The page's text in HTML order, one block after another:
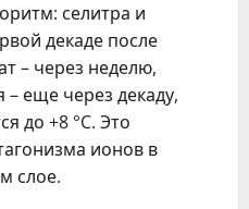
селитра и
декаде после
– через неделю,
еще через декаду,
до +8 °C. Это
ионов в
слое.